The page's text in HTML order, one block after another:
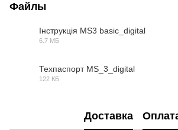
Файлы
Інструкція MS3 basic_digital
6.7 МБ
Техпаспорт MS_3_digital
122 КБ
Доставка